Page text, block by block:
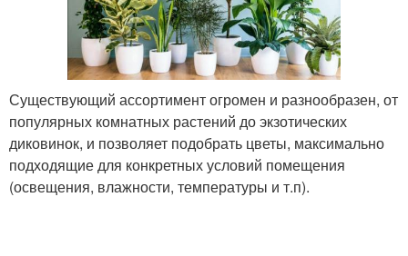
Существующий ассортимент огромен и разнообразен, от
популярных комнатных растений до экзотических
диковинок, и позволяет подобрать цветы, максимально
подходящие для конкретных условий помещения
(освещения, влажности, температуры и т.п).